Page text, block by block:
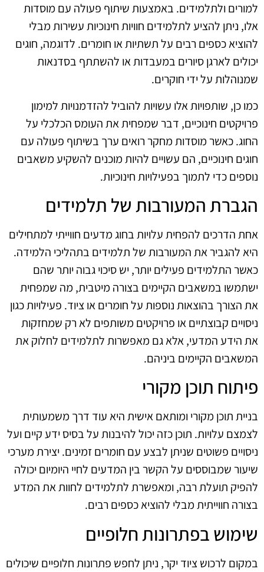
למורים ולתלמידים. באמצעות שיתוף פעולה עם מוסדות
אלו, ניתן להציע לתלמידים חוויות חינוכיות עשירות מבלי
להוציא כספים רבים על תשתיות או חומרים. לדוגמה, חוגים
יכולים לארגן סיורים במעבדות או להשתתף בסדנאות
שמנוהלות על ידי חוקרים.
כמו כן, שותפויות אלו עשויות להוביל להזדמנויות למימון
פרויקטים חינוכיים, דבר שמפחית את העומס הכלכלי על
החוג. כאשר מוסדות מחקר רואים ערך בשיתוף פעולה עם
חוגים חינוכיים, הם עשויים להיות מוכנים להשקיע משאבים
נוספים כדי לתמוך בפעילויות חינוכיות.
הגברת המעורבות של תלמידים
אחת הדרכים להפחית עלויות בחוג מדעים חווייתי למתחילים
היא להגביר את המעורבות של תלמידים בתהליכי הלמידה.
כאשר התלמידים פעילים יותר, יש סיכוי גבוה יותר שהם
ישתמשו במשאבים הקיימים בצורה מיטבית, מה שמפחית
את הצורך בהוצאות נוספות על חומרים או ציוד. פעילויות כגון
ניסויים קבוצתיים או פרויקטים משותפים לא רק שמחזקות
את הידע המדעי, אלא גם מאפשרות לתלמידים לחלוק את
המשאבים הקיימים ביניהם.
פיתוח תוכן מקורי
בניית תוכן מקורי ומותאם אישית היא עוד דרך משמעותית
לצמצם עלויות. תוכן כזה יכול להיבנות על בסיס ידע קיים ועל
ניסויים פשוטים שניתן לבצע עם חומרים זמינים. יצירת מערכי
שיעור שמבוססים על הקשר בין המדעים לחיי היומיום יכולה
להפיק תועלת רבה, ומאפשרת לתלמידים לחוות את המדע
בצורה חווייתית מבלי להוציא כספים רבים.
שימוש בפתרונות חלופיים
במקום לרכוש ציוד יקר, ניתן לחפש פתרונות חלופיים שיכולים